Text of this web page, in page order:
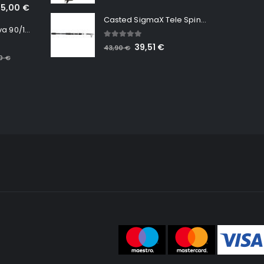
€
Minn Kota RT Terrova 90/115 WR QUEST
€
Casted SigmaX Tele Spin, 300cm, 40-80gr
out of 5
43,90€ 39,51 €